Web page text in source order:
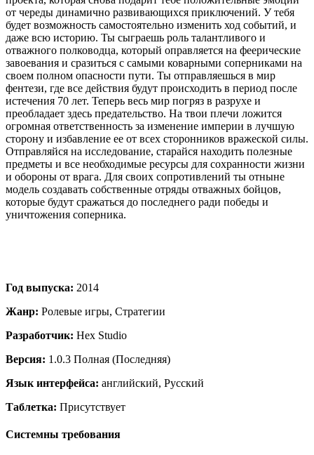
от череды динамично развивающихся приключений. У тебя
будет возможность самостоятельно изменить ход событий, и
даже всю историю. Ты сыграешь роль талантливого и
отважного полководца, который оправляется на феерические
завоевания и сразиться с самыми коварными соперниками на
своем полном опасности пути. Ты отправляешься в мир
фентези, где все действия будут происходить в период после
истечения 70 лет. Теперь весь мир погряз в разрухе и
преобладает здесь предательство. На твои плечи ложится
огромная ответственность за изменение империи в лучшую
сторону и избавление ее от всех сторонников вражеской силы.
Отправляйся на исследование, старайся находить полезные
предметы и все необходимые ресурсы для сохранности жизни
и обороны от врага. Для своих сопротивлений ты отныне
модель создавать собственные отряды отважных бойцов,
которые будут сражаться до последнего ради победы и
уничтожения соперника.
Год выпуска: 2014
Жанр: Ролевые игры, Стратегии
Разработчик: Hex Studio
Версия: 1.0.3 Полная (Последняя)
Язык интерфейса: английский, Русский
Таблетка: Присутствует
Системны требования